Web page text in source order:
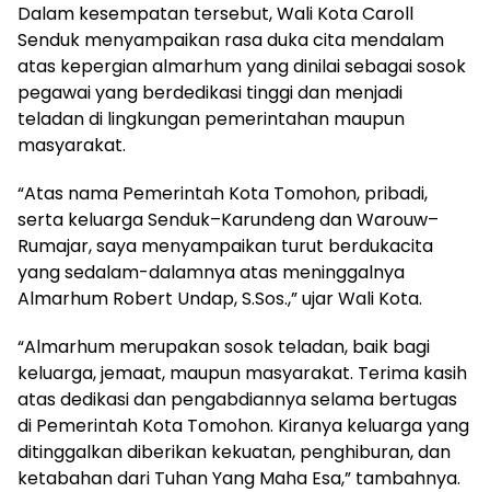
Dalam kesempatan tersebut, Wali Kota Caroll
Senduk menyampaikan rasa duka cita mendalam
atas kepergian almarhum yang dinilai sebagai sosok
pegawai yang berdedikasi tinggi dan menjadi
teladan di lingkungan pemerintahan maupun
masyarakat.
“Atas nama Pemerintah Kota Tomohon, pribadi,
serta keluarga Senduk–Karundeng dan Warouw–
Rumajar, saya menyampaikan turut berdukacita
yang sedalam-dalamnya atas meninggalnya
Almarhum Robert Undap, S.Sos.,” ujar Wali Kota.
“Almarhum merupakan sosok teladan, baik bagi
keluarga, jemaat, maupun masyarakat. Terima kasih
atas dedikasi dan pengabdiannya selama bertugas
di Pemerintah Kota Tomohon. Kiranya keluarga yang
ditinggalkan diberikan kekuatan, penghiburan, dan
ketabahan dari Tuhan Yang Maha Esa,” tambahnya.